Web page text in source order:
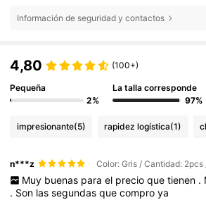
Información de seguridad y contactos
4,80 (100+)
Pequeña
2%
La talla corresponde
97%
impresionante(5) rapidez logística(1)
n***z
Muy buenas para el precio que tienen .
. Son lassegundasquecomproya